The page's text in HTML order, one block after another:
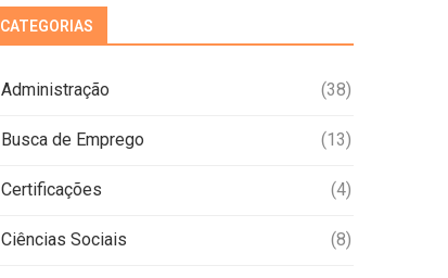
CATEGORIAS
Administração (38)
Busca de Emprego (13)
Certificações (4)
Ciências Sociais (8)